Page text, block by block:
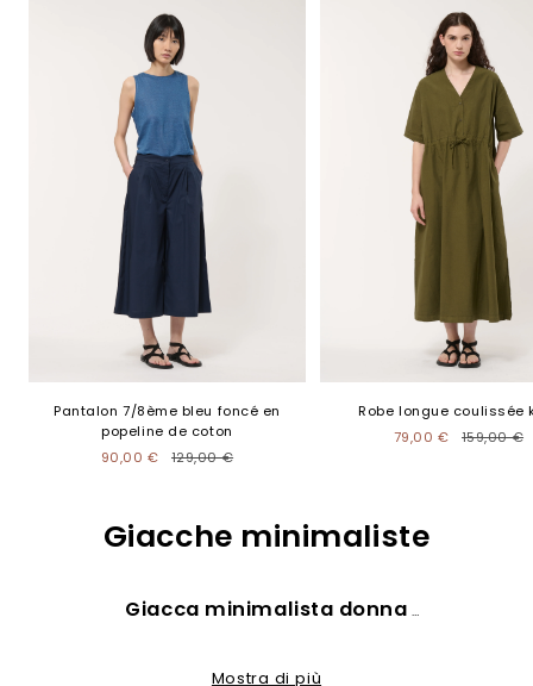
Pantalon 7/8ème bleu foncé en
popeline de coton
90,00 €
129,00 €
Robe longue coulissée
79,00 €
159,00 €
Giacche minimaliste
Giacca minimalista donna
L’essenza della giacca minimalista da
Mostra di più